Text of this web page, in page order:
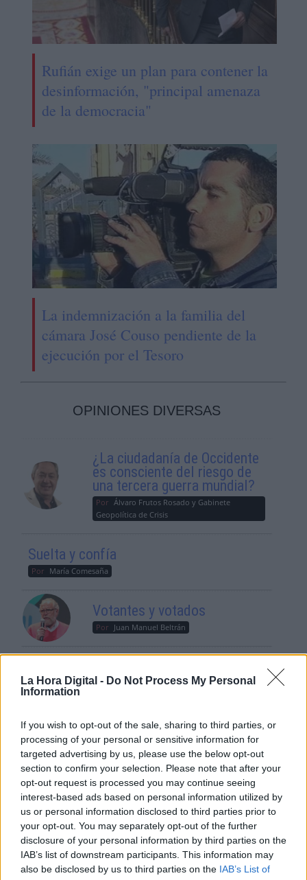
La Hora Digital - Do Not Process My Personal
Information
If you wish to opt-out of the sale, sharing to third parties, or
processing of your personal or sensitive information for
targeted advertising by us, please use the below opt-out
section to confirm your selection. Please note that after your
opt-out request is processed you may continue seeing
interest-based ads based on personal information utilized by
us or personal information disclosed to third parties prior to
your opt-out. You may separately opt-out of the further
disclosure of your personal information by third parties on the
IAB’s list of downstream participants. This information may
also be disclosed by us to third parties on the IAB’s List of
Rufián exige un plan para contener la
desinformación, "principal amenaza
de la democracia"
La indemnización a la familia del
cámara José Couso pendiente de la
ejecución por el Tesoro
OPINIONES DIVERSAS
¿La ciudadanía de Occidente
es consciente del riesgo de
una tercera guerra mundial?
Por Álvaro Frutos Rosado y Gabinete
Geopolítica de Crisis
Suelta y confía
Por María Comesaña
Votantes y votados
Por Juan Manuel Beltrán
Un Nuevo Orden Autoritario
en Construcción
Geopolítica de Crisis
Reconquista leonesa
Por Carlos Miranda
Clara Campoamor: Mi sueño,
mi pesadilla
Por María Pérez Herrero